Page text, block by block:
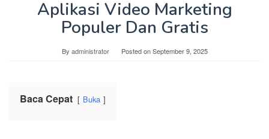
Aplikasi Video Marketing
Populer Dan Gratis
By administrator Posted onSeptember 9, 2025
Baca Cepat Buka